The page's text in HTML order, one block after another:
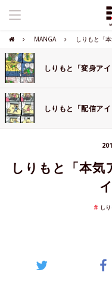
MANGA しりもと「
しりもと「変身ア
しりもと「配信ア
しりもと「本気
し